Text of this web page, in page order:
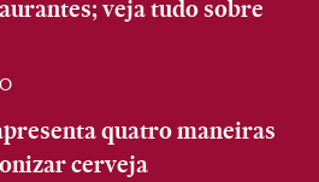
veja tudo sobre
quatro maneiras
cerveja